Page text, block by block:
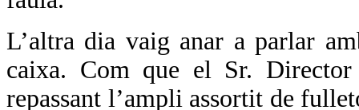
L’altra dia vaig anar a parlar
caixa. Com que el Sr. Director
repassant l’ampli assortit de